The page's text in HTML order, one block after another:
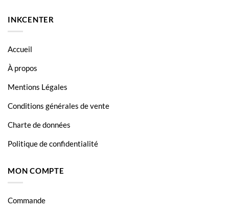
INKCENTER
Accueil
À propos
Mentions Légales
Conditions générales de vente
Charte de données
Politique de confidentialité
MON COMPTE
Commande